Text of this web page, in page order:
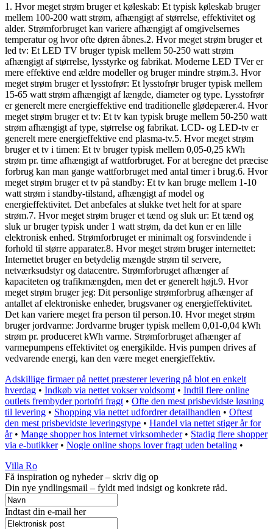
1. Hvor meget strøm bruger et køleskab: Et typisk køleskab bruger
mellem 100-200 watt strøm, afhængigt af størrelse, effektivitet og
alder. Strømforbruget kan variere afhængigt af omgivelsernes
temperatur og hvor ofte døren åbnes.2. Hvor meget strøm bruger et
led tv: Et LED TV bruger typisk mellem 50-250 watt strøm
afhængigt af størrelse, lysstyrke og fabrikat. Moderne LED TVer er
mere effektive end ældre modeller og bruger mindre strøm.3. Hvor
meget strøm bruger et lysstofrør: Et lysstofrør bruger typisk mellem
15-65 watt strøm afhængigt af længde, diameter og type. Lysstofrør
er generelt mere energieffektive end traditionelle glødepærer.4. Hvor
meget strøm bruger et tv: Et tv kan typisk bruge mellem 50-250 watt
strøm afhængigt af type, størrelse og fabrikat. LCD- og LED-tv er
generelt mere energieffektive end plasma-tv.5. Hvor meget strøm
bruger et tv i timen: Et tv bruger typisk mellem 0,05-0,25 kWh
strøm pr. time afhængigt af wattforbruget. For at beregne det præcise
forbrug kan man gange wattforbruget med antal timer i brug.6. Hvor
meget strøm bruger et tv på standby: Et tv kan bruge mellem 1-10
watt strøm i standby-tilstand, afhængigt af model og
energieffektivitet. Det anbefales at slukke tvet helt for at spare
strøm.7. Hvor meget strøm bruger et tænd og sluk ur: Et tænd og
sluk ur bruger typisk under 1 watt strøm, da det kun er en lille
elektronisk enhed. Strømforbruget er minimalt og forsvindende i
forhold til større apparater.8. Hvor meget strøm bruger internettet:
Internettet bruger en betydelig mængde strøm til servere,
netværksudstyr og datacentre. Strømforbruget afhænger af
kapaciteten og trafikmængden, men det er generelt højt.9. Hvor
meget strøm bruger jeg: Dit personlige strømforbrug afhænger af
antallet af elektroniske enheder, brugsvaner og energieffektivitet.
Det kan variere meget fra person til person.10. Hvor meget strøm
bruger jordvarme: Jordvarme bruger typisk mellem 0,01-0,04 kWh
strøm pr. produceret kWh varme. Strømforbruget afhænger af
varmepumpens effektivitet og energikilde. Hvis pumpen drives af
vedvarende energi, kan den være meget energieffektiv.
Adskillige firmaer på nettet præsterer levering på blot en enkelt
hverdag • Indkøb via nettet vokser voldsomt • Indtil flere online
outlets frembyder portofri fragt • Ofte den mest prisbevidste løsning
til levering • Shopping via nettet udfordrer detailhandlen • Oftest
den mest prisbevidste leveringstype • Handel via nettet stiger år for
år• Mange shopper hos internet virksomheder• Stadig flere shopper
via e-butikker• Nogle online shops lover fragt uden betaling •
Villa Ro
Få inspiration og nyheder – skriv dig op
Din nye yndlingsmail – fyldt med indsigt og konkrete råd.
Indtast din e-mail her